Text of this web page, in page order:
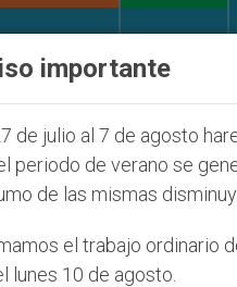
la Juventud Seúl 2027
López
importante
de julio al 7 de agosto
periodo de verano se
de las mismas
el trabajo ordinario
lunes 10 de agosto.